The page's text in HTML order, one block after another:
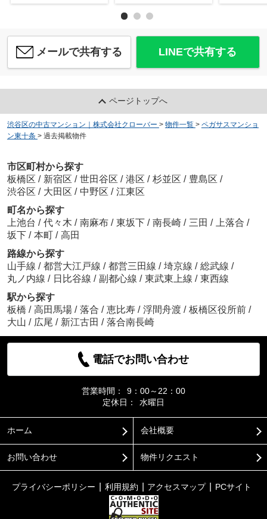
メールで共有する LINEで共有する
ページトップへ
渋谷区の中古マンション｜株式会社クローバー > 物件一覧 > ペガサスマンショ
ン東十条 > 過去掲載物件
市区町村から探す
板橋区 / 新宿区 / 世田谷区 / 港区 / 杉並区 / 豊島区 /
渋谷区 / 大田区 / 中野区 / 江東区
町名から探す
上池台 / 代々木 / 南麻布 / 東坂下 / 南長崎 / 三田 / 上落合 /
坂下 / 本町 / 高田
路線から探す
山手線 / 都営大江戸線 / 都営三田線 / 埼京線 / 総武線 /
丸ノ内線 / 日比谷線 / 副都心線 / 東武東上線 / 東西線
駅から探す
板橋 / 高田馬場 / 落合 / 恵比寿 / 浮間舟渡 / 板橋区役所前 /
大山 / 広尾 / 新江古田 / 落合南長崎
電話でお問い合わせ
営業時間：
9：00～22：00
定休日：
水曜日
ホーム 会社概要
お問い合わせ 物件リクエスト
プライバシーポリシー 利用規約 アクセスマップ PCサイト